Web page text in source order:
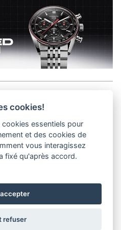
Privacy Policy
: +41 (21) 312 41 41
cookies!
cookies essentiels pour
et des cookies de
vous interagissez
fixé qu'après accord.
refuser